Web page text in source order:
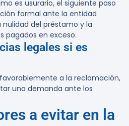
es usurario, el siguiente paso
formal ante la entidad
del préstamo y la
pagados en exceso.
legales si es
a la reclamación,
una demanda ante los
a evitar en la